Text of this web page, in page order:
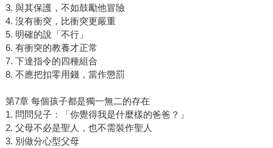
3. 與其保護，不如鼓勵他冒險
4. 沒有衝突，比衝突更嚴重
5. 明確的說「不行」
6. 有衝突的教養才正常
7. 下達指令的四種組合
8. 不應把扣零用錢，當作懲罰
第7章 每個孩子都是獨一無二的存在
1. 問問兒子：「你覺得我是什麼樣的爸爸？」
2. 父母不必是聖人，也不需裝作聖人
3. 別做分心型父母